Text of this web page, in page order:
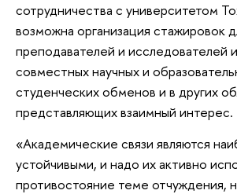
сотрудничества с университетом
возможна организация стажировок
преподавателей и исследователей
совместных научных и
студенческих обменов и в других
представляющих взаимный интерес.
«Академические связи являются
устойчивыми, и надо их активно
противостояние теме отчуждения,